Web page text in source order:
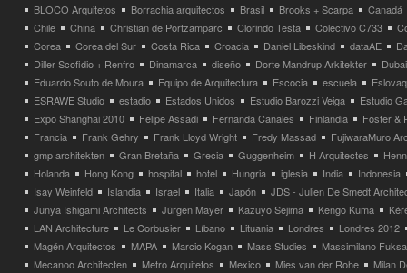
BLOCO Arquitetos
Borrachia arquitectos Brasil Brooks + Scarpa
Canadá
Chile
China Christian de Portzamparc Clorindo Testa Colectivo C733
Corea
Corea del Sur Costa Rica Croacia Daniel Libeskind dataAE
Diller Scofidio + Renfro
Dinamarca diseño Dorte Mandrup Arkitekter
Dubai
Eduardo Souto de Moura
Equipo de Arquitectura Escocia escuela
ESRAWE Studio
estadio Estados Unidos Estudio Barozzi Veiga
Estudio
Expo Shanghai 2010
Felipe Assadi Fernanda Canales Finlandia
Foster &
Francia
Frank Gehry Frank Lloyd Wright Fredy Massad
FujiwaraMuro
gmp architekten
Gran Bretaña Grecia Guggenheim H Arquitectes
Holanda
Hong Kong hospital hotel Hungria iglesia India
Indonesia
Isay Weinfeld
Islandia Israel Italia Japón
JDS - Julien De Smedt
Junya Ishigami Architects
Jürgen Mayer Kazuyo Sejima Kengo Kuma
LAN Architecture
Le Corbusier Líbano Lituania Londres
Londres 2012
Magén Arquitectos
MAPA Marcio Kogan Mass Studies
Massimilano
Mecanoo Architecten
Metro Arquitetos Mexico Mies van der Rohe
Milan